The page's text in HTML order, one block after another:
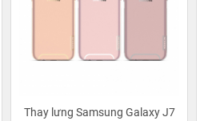
Thay lưng Samsung Galaxy J7